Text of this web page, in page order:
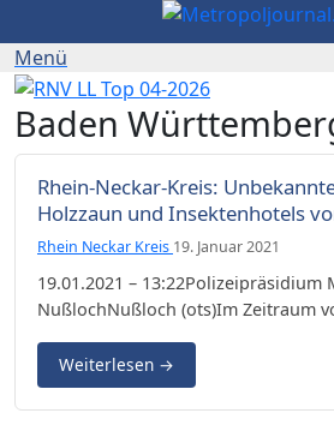
Baden
Rhein-Neckar-Kreis:
Holzzaun und Insektenhotels
Rhein Neckar Kreis 19. Januar 2021
19.01.2021 – 13:22Polizeipräsidium
NußlochNußloch (ots)Im Zeitraum
Weiterlesen →